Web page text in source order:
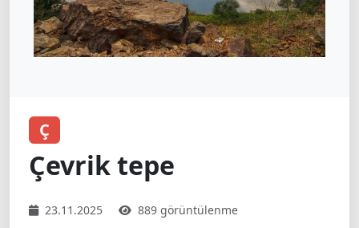
Ç
Çevrik tepe
23.11.2025 889 görüntülenme